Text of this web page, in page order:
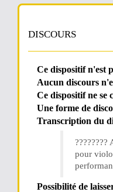
DISCOURS
Ce dispositif n'est
Aucun discours
Ce dispositif ne se
Une forme de
Transcription du
pour
Possibilité de